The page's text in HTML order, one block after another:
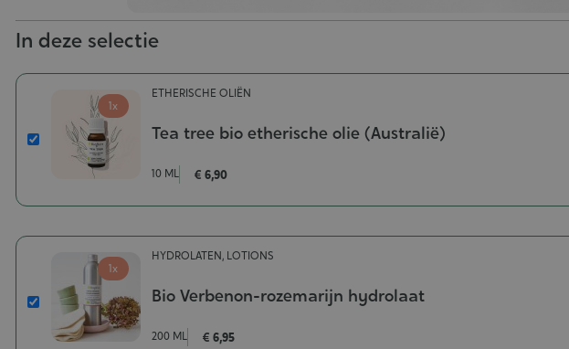
In deze selectie
Tea
(Australië)
ml
1x
ETHERISCHE OLIËN
Tea tree bio etherische olie (Australië)
10 ML € 6,90
Bio
Verbenon-
rozemarijn
1x
HYDROLATEN, LOTIONS
Bio Verbenon-rozemarijn hydrolaat
200 ML € 6,95